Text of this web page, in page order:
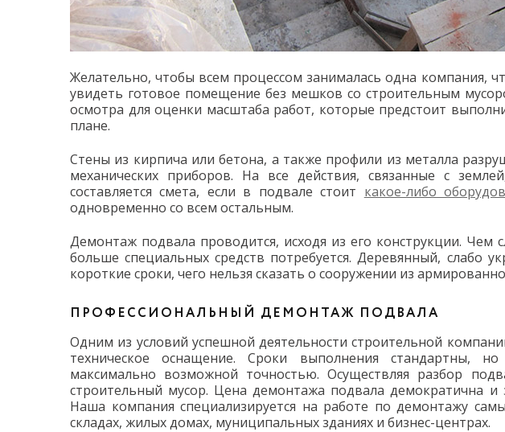
Желательно, чтобы всем процессом занималась одна компания,
увидеть готовое помещение без мешков со строительным
осмотра для оценки масштаба работ, которые предстоит
плане.
Стены из кирпича или бетона, а также профили из металла
механических приборов. На все действия, связанные с
составляется смета, если в подвале стоит какое-либо
одновременно со всем остальным.
Демонтаж подвала проводится, исходя из его конструкции. Чем
больше специальных средств потребуется. Деревянный, слабо
короткие сроки, чего нельзя сказать о сооружении из
ПРОФЕССИОНАЛЬНЫЙ ДЕМОНТАЖ ПОДВАЛА
Одним из условий успешной деятельности строительной
техническое оснащение. Сроки выполнения стандартны,
максимально возможной точностью. Осуществляя разбор
строительный мусор. Цена демонтажа подвала демократична и
Наша компания специализируется на работе по демонтажу
складах, жилых домах, муниципальных зданиях и бизнес-центрах.